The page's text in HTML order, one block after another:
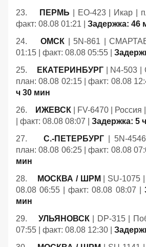
23.
ПЕРМЬ | EO-423 | Икар |
факт: 08.08 01:21 | Задержка: 46
24.ОМСК | 5N-861 |
01:15 | факт: 08.08 05:55 |
25.
ЕКАТЕРИНБУРГ| N4-503 |
план: 08.08 02:15 | факт: 08.08
ч 30 мин
26.
ИЖЕВСК | FV-6470 |
| факт: 08.08 08:07 | Задержка: 5
27. С.-ПЕТЕРБУРГ | 5N-
план: 08.08 06:25 | факт: 08.08
мин
28.
МОСКВА / ШРМ | SU-1075
08.08 06:55 | факт: 08.08 08:07 |
мин
29. УЛЬЯНОВСК| DP-315 |
07:55 | факт: 08.08 12:30 |